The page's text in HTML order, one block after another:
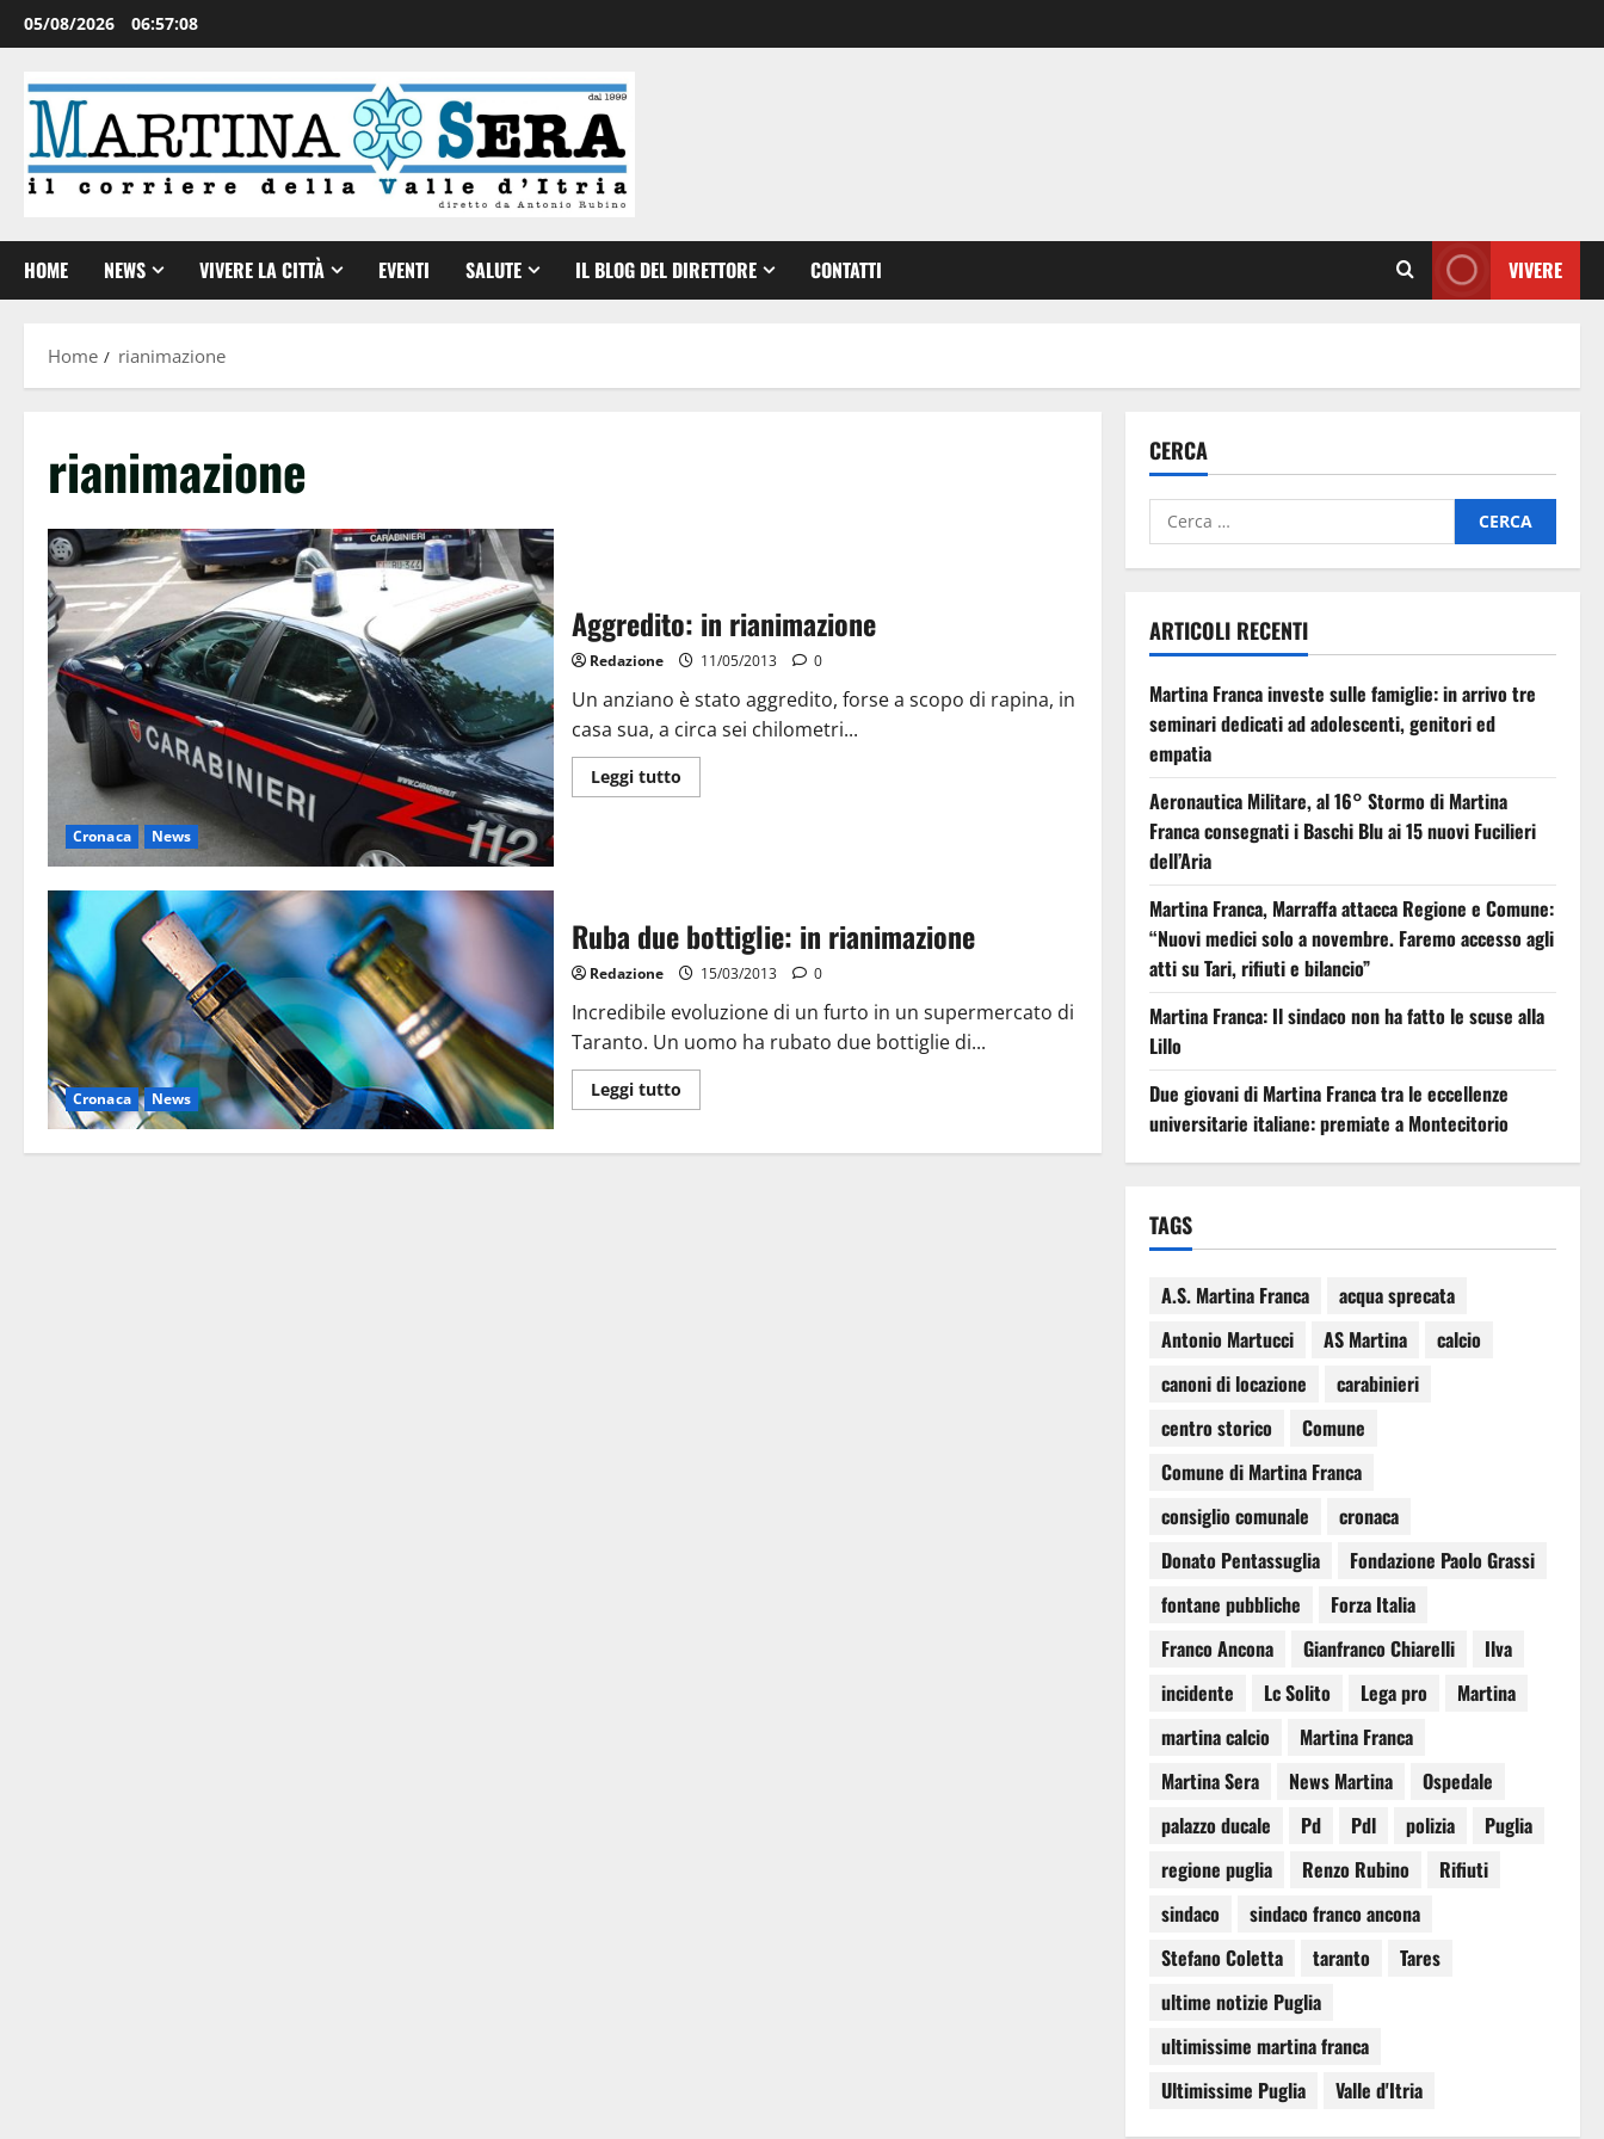
05/08/2026 06:57:08
HOME NEWS VIVERE LA CITTÀ EVENTI SALUTE IL BLOG DEL DIRETTORE CONTATTI VIVERE
Home rianimazione
rianimazione
Cronaca News
Aggredito: in rianimazione
Redazione 11/05/2013 0
Un anziano è stato aggredito, forse a scopo di rapina, in
casa sua, a circa sei chilometri...
Leggi tutto
Cronaca News
Ruba due bottiglie: in rianimazione
Redazione 15/03/2013 0
Incredibile evoluzione di un furto in un supermercato di
Taranto. Un uomo ha rubato due bottiglie di...
Leggi tutto
CERCA
ARTICOLI RECENTI
Martina Franca investe sulle famiglie: in arrivo tre
seminari dedicati ad adolescenti, genitori ed
empatia
Aeronautica Militare, al 16° Stormo di Martina
Franca consegnati i Baschi Blu ai 15 nuovi Fucilieri
dell’Aria
Martina Franca, Marraffa attacca Regione e Comune:
“Nuovi medici solo a novembre. Faremo accesso agli
atti su Tari, rifiuti e bilancio”
Martina Franca: Il sindaco non ha fatto le scuse alla
Lillo
Due giovani di Martina Franca tra le eccellenze
universitarie italiane: premiate a Montecitorio
TAGS
A.S. Martina Franca
acqua sprecata
Antonio Martucci
AS Martina
calcio
canoni di locazione
carabinieri
centro storico
Comune
Comune di Martina Franca
consiglio comunale
cronaca
Donato Pentassuglia
Fondazione Paolo Grassi
fontane pubbliche
Forza Italia
Franco Ancona
Gianfranco Chiarelli
Ilva
incidente
Lc Solito Lega pro
Martina
martina calcio
Martina Franca
Martina Sera
News Martina
Ospedale
palazzo ducale
Pd Pdl polizia
Puglia
regione puglia
Renzo Rubino
Rifiuti
sindaco
sindaco franco ancona
Stefano Coletta
taranto
Tares
ultime notizie Puglia
ultimissime martina franca
Ultimissime Puglia
Valle d'Itria